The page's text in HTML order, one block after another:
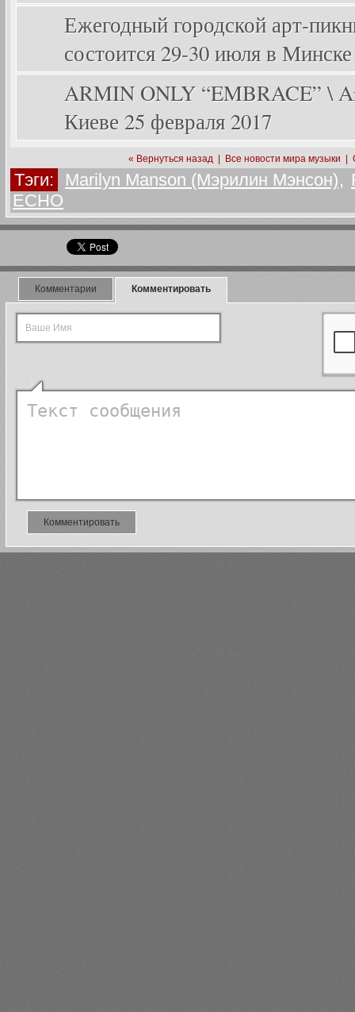
Ежегодный городской арт-
состоится 29-30 июля в Минске
ARMIN ONLY “EMBRACE” \
Киеве 25 февраля 2017
« Вернуться назад Все новости мира музыки
Тэги: Marilyn Manson (Мэрилин Мэнсон),
ECHO
Комментарии Комментировать
Комментировать